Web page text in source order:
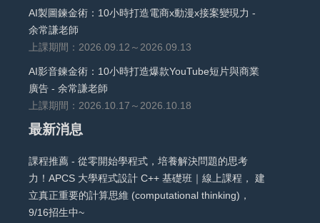
AI製圖鍊金術：10小時打造電商x動漫x接案變現力 -
余常謙老師
上課期間：2026.09.12～2026.09.13
AI影音鍊金術：10小時打造爆款YouTube短片與商業
廣告 - 余常謙老師
上課期間：2026.10.17～2026.10.18
最新消息
課程推薦 - 從零開始學程式，培養解決問題的思考
力！APCS 大學程式設計 C++ 基礎班｜線上課程， 建
立真正重要的計算思維 (computational thinking)，
9/16招生中~